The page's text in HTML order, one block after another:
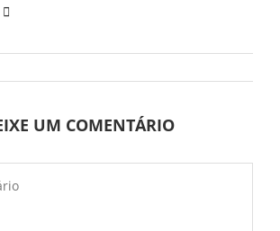
UM COMENTÁRIO